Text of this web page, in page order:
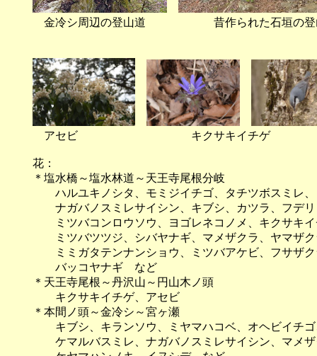
金冷シ周辺の登山道 昔作られた石垣の
アセビ キクサキイチゲ ゴ
花：
＊塩水橋～塩水林道～天王寺尾根分岐
ハルユキノシタ、モミジイチゴ、タチツボスミレ、
ナガバノスミレサイシン、キブシ、カツラ、フデリ
ミツバコンロウソウ、ヨゴレネコノメ、キクサキイ
ミツバツツジ、シバヤナギ、マメザクラ、ヤマザク
ミミガタテンナンショウ、ミツバアケビ、フサザク
バッコヤナギ など
＊天王寺尾根～丹沢山～円山木ノ頭
キクサキイチゲ、アセビ
＊本間ノ頭～金冷シ～宮ヶ瀬
キブシ、キランソウ、ミヤマハコベ、オヘビイチゴ
ケマルバスミレ、ナガバノスミレサイシン、マメザ